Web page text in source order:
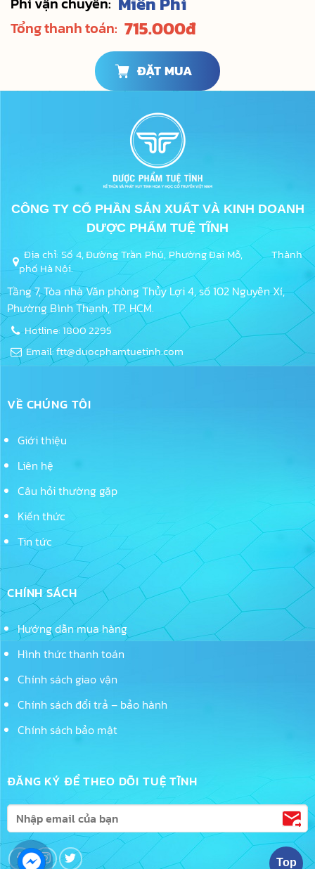
Tổng thanh toán: 715.000đ
ĐẶT MUA
CÔNG TY CỔ PHẦN SẢN XUẤT VÀ KINH DOANH
DƯỢC PHẨM TUỆ TĨNH
Địa chỉ: Số 4, Đường Trần Phú, Phường Đại Mỗ, Thành
phố Hà Nội.
Tầng 7, Tòa nhà Văn phòng Thủy Lợi 4, số 102 Nguyễn Xí,
Phường Bình Thạnh, TP. HCM.
Hotline: 1800 2295
Email: ftt@duocphamtuetinh.com
VỀ CHÚNG TÔI
Giới thiệu
Liên hệ
Câu hỏi thường gặp
Kiến thức
Tin tức
CHÍNH SÁCH
Hướng dẫn mua hàng
Hình thức thanh toán
Chính sách giao vận
Chính sách đổi trả – bảo hành
Chính sách bảo mật
ĐĂNG KÝ ĐỂ THEO DÕI TUỆ TĨNH